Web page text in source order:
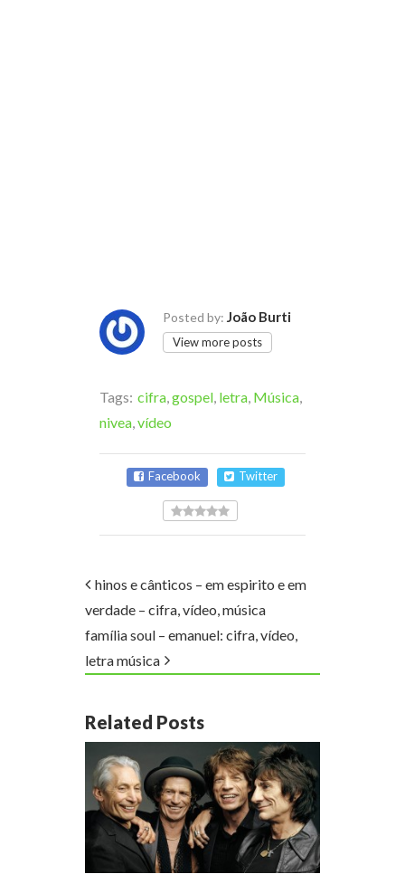
Posted by: João Burti
View more posts
Tags: cifra gospel letra Música
nivea vídeo
Facebook Twitter
hinos e cânticos – em espirito e em
verdade – cifra, vídeo, música
família soul – emanuel: cifra, vídeo,
letra música
Related Posts